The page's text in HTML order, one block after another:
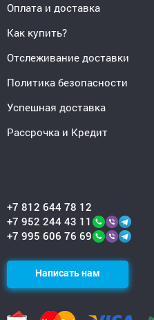
Оплата и доставка
Как купить?
Отслеживание доставки
Политика безопасности
Успешная доставка
Рассрочка и Кредит
+7 812 644 78 12
+7 952 244 43 11
+7 995 606 76 69
Написать нам